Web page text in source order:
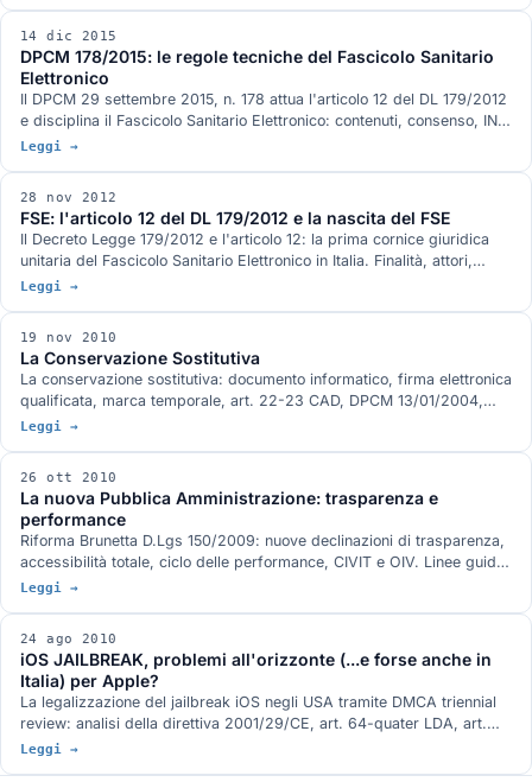
14 dic 2015
DPCM 178/2015: le regole tecniche del Fascicolo Sanitario
Elettronico
Il DPCM 29 settembre 2015, n. 178 attua l'articolo 12 del DL 179/2012
e disciplina il Fascicolo Sanitario Elettronico: contenuti, consenso, INI
(Infrastruttura Nazionale per l'Interoperabilità), profili documentali.
Leggi →
28 nov 2012
FSE: l'articolo 12 del DL 179/2012 e la nascita del FSE
Il Decreto Legge 179/2012 e l'articolo 12: la prima cornice giuridica
unitaria del Fascicolo Sanitario Elettronico in Italia. Finalità, attori,
rapporti con il CAD e con le linee guida Garante.
Leggi →
19 nov 2010
La Conservazione Sostitutiva
La conservazione sostitutiva: documento informatico, firma elettronica
qualificata, marca temporale, art. 22-23 CAD, DPCM 13/01/2004,
deliberazione CNIPA 11/2004, DPCM 30/03/2009.
Leggi →
26 ott 2010
La nuova Pubblica Amministrazione: trasparenza e
performance
Riforma Brunetta D.Lgs 150/2009: nuove declinazioni di trasparenza,
accessibilità totale, ciclo delle performance, CIVIT e OIV. Linee guida
siti PA e CIVIT.
Leggi →
24 ago 2010
iOS JAILBREAK, problemi all'orizzonte (...e forse anche in
Italia) per Apple?
La legalizzazione del jailbreak iOS negli USA tramite DMCA triennial
review: analisi della direttiva 2001/29/CE, art. 64-quater LDA, art.
102-quater LDA, e applicabilità in Italia.
Leggi →